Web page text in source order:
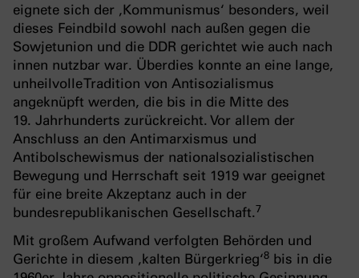
eignete sich der ‚Kommunismus‘ besonders, weil
dieses Feindbild sowohl nach außen gegen die
Sowjetunion und die DDR gerichtet wie auch nach
innen nutzbar war. Überdies konnte an eine lange,
unheilvolle Tradition von Antisozialismus
angeknüpft werden, die bis in die Mitte des
19. Jahrhunderts zurückreicht. Vor allem der
Anschluss an den Antimarxismus und
Antibolschewismus der nationalsozialistischen
Bewegung und Herrschaft seit 1919 war geeignet
für eine breite Akzeptanz auch in der
bundesrepublikanischen Gesellschaft.7
Mit großem Aufwand verfolgten Behörden und
Gerichte in diesem ‚kalten Bürgerkrieg‘8 bis in die